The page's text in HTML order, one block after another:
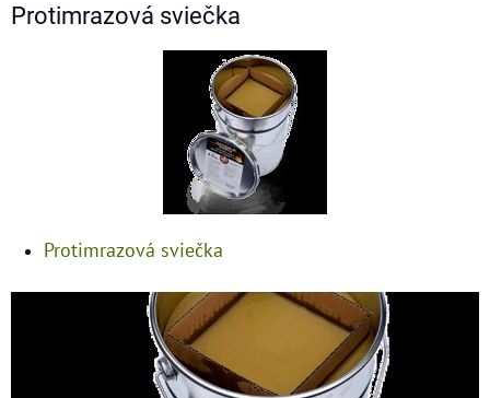
Protimrazová sviečka
Protimrazová sviečka